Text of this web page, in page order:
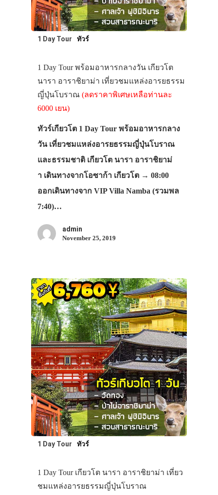
1 Day Tour ทัวร์
1 Day Tour พร้อมอาหารกลางวัน เกียวโต
นารา อาราชิยาม่า เที่ยวชมแหล่งอารยธรรม
ญี่ปุ่นโบราณ (ลดราคาพิเศษเหลือท่านละ
6000 เยน)
ทัวร์เกียวโต 1 Day Tour พร้อมอาหารกลาง
วัน เที่ยวชมแหล่งอารยธรรมญี่ปุ่นโบราณ
และธรรมชาติ เกียวโต นารา อาราชิยาม่
า เดินทางจากโอซาก้า เกียวโต → 08:00
ออกเดินทางจาก VIP Villa Namba (รวมพล
7:40)…
admin
November 25, 2019
1 Day Tour ทัวร์
1 Day Tour เกียวโต นารา อาราชิยาม่า เที่ยว
ชมแหล่งอารยธรรมญี่ปุ่นโบราณ